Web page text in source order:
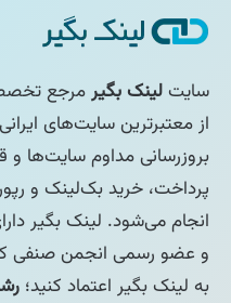
سایتلینک بگیرمرجع
بروزرسانی مداوم سایت‌ها و
پرداخت، خرید بک‌لینک و
انجام می‌شود. لینک بگیر
و عضو رسمی انجمن صنفی
به لینک بگیر اعتماد کنید؛